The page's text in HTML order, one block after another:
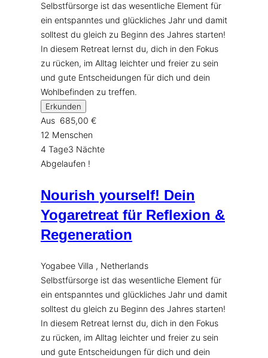
Selbstfürsorge ist das wesentliche Element für
ein entspanntes und glückliches Jahr und damit
solltest du gleich zu Beginn des Jahres starten!
In diesem Retreat lernst du, dich in den Fokus
zu rücken, im Alltag leichter und freier zu sein
und gute Entscheidungen für dich und dein
Wohlbefinden zu treffen.
Erkunden
Aus 685,00 €
12 Menschen
4 Tage3 Nächte
Abgelaufen !
Nourish yourself! Dein
Yogaretreat für Reflexion &
Regeneration
Yogabee Villa , Netherlands
Selbstfürsorge ist das wesentliche Element für
ein entspanntes und glückliches Jahr und damit
solltest du gleich zu Beginn des Jahres starten!
In diesem Retreat lernst du, dich in den Fokus
zu rücken, im Alltag leichter und freier zu sein
und gute Entscheidungen für dich und dein